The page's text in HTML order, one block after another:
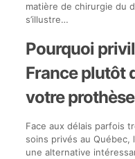
matière de chirurgie du
s’illustre…
Pourquoi
France plutôt
votre
Face aux délais parfois
soins privés au
une alternative